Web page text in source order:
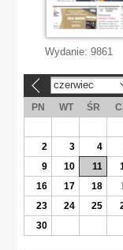
Wydanie: 9861
czerwiec
PN WT ŚR
2
3 4
9
10 11
16
17 18
23
24 25
30